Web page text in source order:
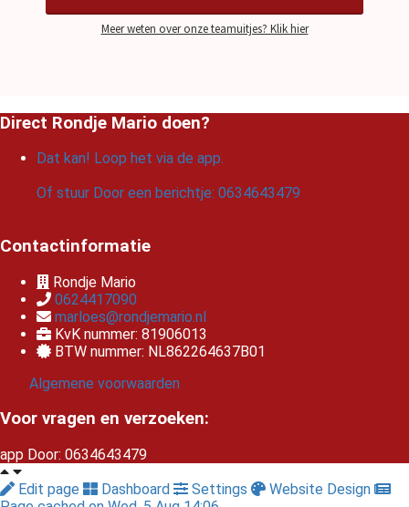
Meer weten over onze teamuitjes? Klik hier
Direct Rondje Mario doen?
Dat kan! Loop het via de app.
Of stuur Door een berichtje: 0634643479
Contactinformatie
Rondje Mario
0624417090
marloes@rondjemario.nl
KvK nummer: 81906013
BTW nummer: NL862264637B01
Algemene voorwaarden
Voor vragen en verzoeken:
app Door: 0634643479
Edit page
Dashboard Settings
Website Design